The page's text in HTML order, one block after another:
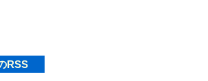
RSS